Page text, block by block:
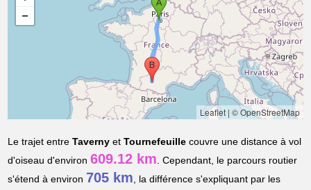
Leaflet| © OpenStreetMap
Le trajet entreTaverny etTournefeuille couvre une distance à vol
d'oiseau d'environ609.12 km. Cependant, le parcours routier
s'étend à environ 705 km, la différence s'expliquant par les